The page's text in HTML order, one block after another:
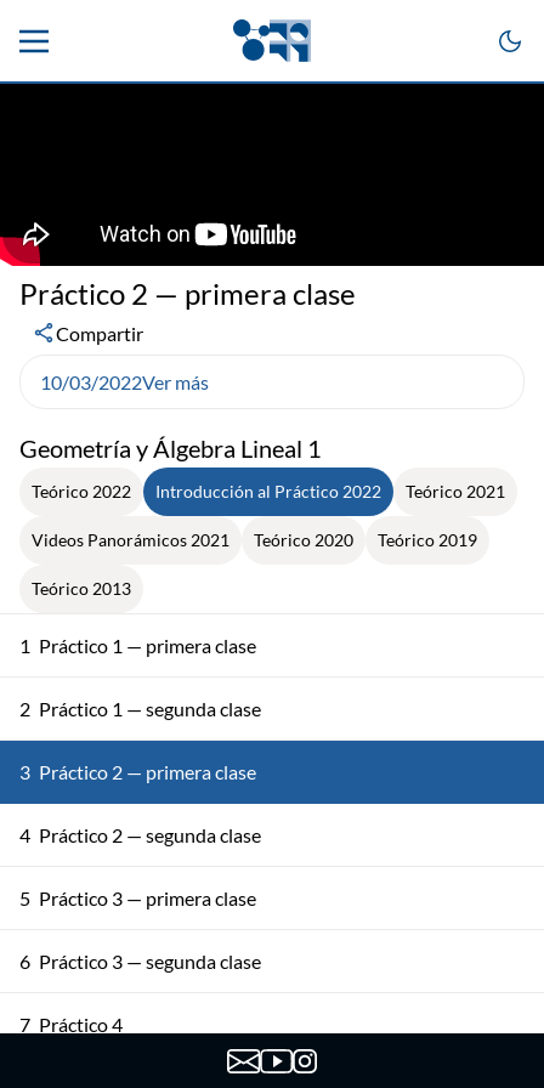
Geometría y Álgebra Lineal 1
Teórico 2022 Introducción al Práctico 2022 Teórico 2021
Videos Panorámicos 2021 Teórico 2020 Teórico 2019
Teórico 2013
1 Práctico 1 — primera clase
2 Práctico 1 — segunda clase
3 Práctico 2 — primera clase
4 Práctico 2 — segunda clase
5 Práctico 3 — primera clase
6 Práctico 3 — segunda clase
7 Práctico 4
Práctico 2 — primera clase
Compartir
10/03/2022Ver más